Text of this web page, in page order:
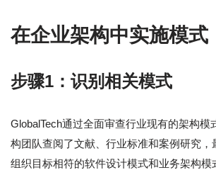
在企业架构中实施模式
步骤1：识别相关模式
GlobalTech通过全面审查行业现有的架构模
构团队查阅了文献、行业标准和案例研究，
组织目标相符的软件设计模式和业务架构模